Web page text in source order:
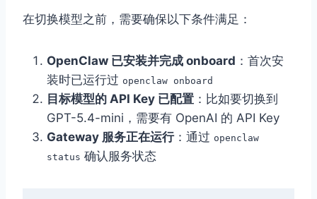
在切换模型之前，需要确保以下条件满足：
OpenClaw 已安装并完成 onboard ：首次安
装时已运行过 openclaw onboard
目标模型的 API Key 已配置 ：比如要切换到
GPT-5.4-mini，需要有 OpenAI 的 API Key
Gateway 服务正在运行：通过 openclaw
status 确认服务状态